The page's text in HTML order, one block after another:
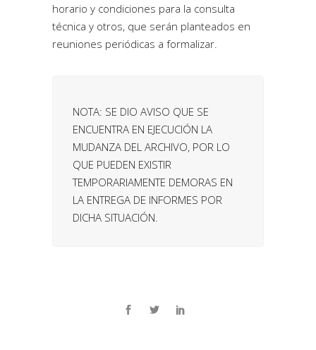
horario y condiciones para la consulta
técnica y otros, que serán planteados en
reuniones periódicas a formalizar.
NOTA: SE DIO AVISO QUE SE
ENCUENTRA EN EJECUCIÓN LA
MUDANZA DEL ARCHIVO, POR LO
QUE PUEDEN EXISTIR
TEMPORARIAMENTE DEMORAS EN
LA ENTREGA DE INFORMES POR
DICHA SITUACIÓN.